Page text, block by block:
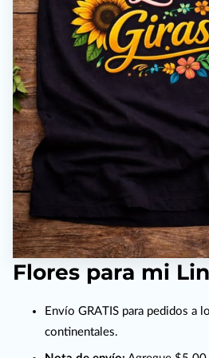
Flores para mi
Envío GRATIS para pedidos a
continentales.